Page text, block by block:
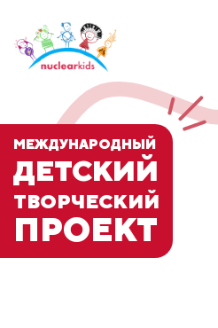
МЕЖДУНАРОДНЫЙ
ДЕТСКИЙ
ТВОРЧЕСКИЙ
ПРОЕКТ